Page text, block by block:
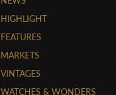
HIGHLIGHT
FEATURES
MARKETS
VINTAGES
WATCHES & WONDERS